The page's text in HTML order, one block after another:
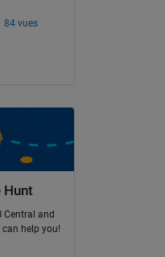
Hunt
Central and
help you!